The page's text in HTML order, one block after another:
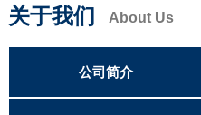
PVDF固体氟碳涂料
超细氟碳粉
烤瓷粉
耐候粉
漫反射粉
E T F E(铁氟龙粉)
产品知识
关于我们 About Us
公司简介